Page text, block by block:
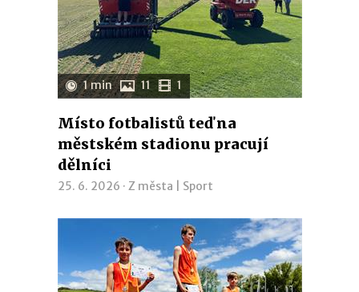
1 min 11 1
Místo fotbalistů teď na
městském stadionu pracují
dělníci
25. 6. 2026 · Z města Sport